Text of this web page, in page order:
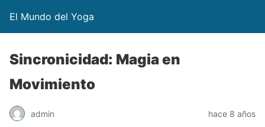
El Mundo del Yoga
Sincronicidad: Magia en
Movimiento
admin hace 8 años